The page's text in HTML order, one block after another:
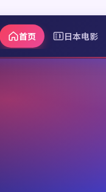
首页 日本电影